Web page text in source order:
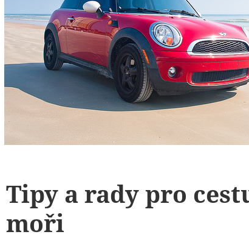
Tipy a rady pro
moři